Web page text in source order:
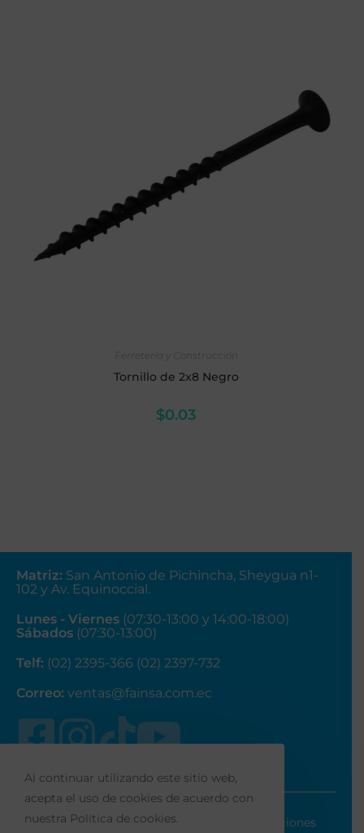
Ferretería y Construcción
Tornillo de 2x8 Negro
$0.03
Matriz: San Antonio de Pichincha, Sheygua n1-
102 y Av. Equinoccial.
Lunes - Viernes (07:30-13:00 y 14:00-18:00)
Sábados (07:30-13:00)
Telf: (02) 2395-366 (02) 2397-732
Correo: ventas@fainsa.com.ec
Políticas de privacidad Términos y Condiciones
Al continuar utilizando este sitio web,
acepta el uso de cookies de acuerdo con
nuestra Política de cookies.